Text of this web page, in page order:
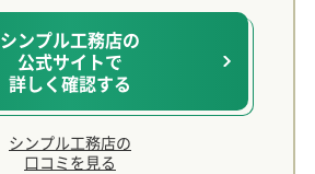
シンプル工務店の
公式サイトで
詳しく確認する
シンプル工務店の
口コミを見る